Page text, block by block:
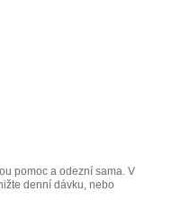
pomoc a odezní sama. V
denní dávku, nebo